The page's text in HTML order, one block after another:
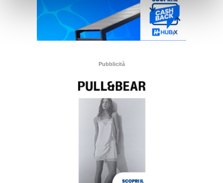
Pubblicità